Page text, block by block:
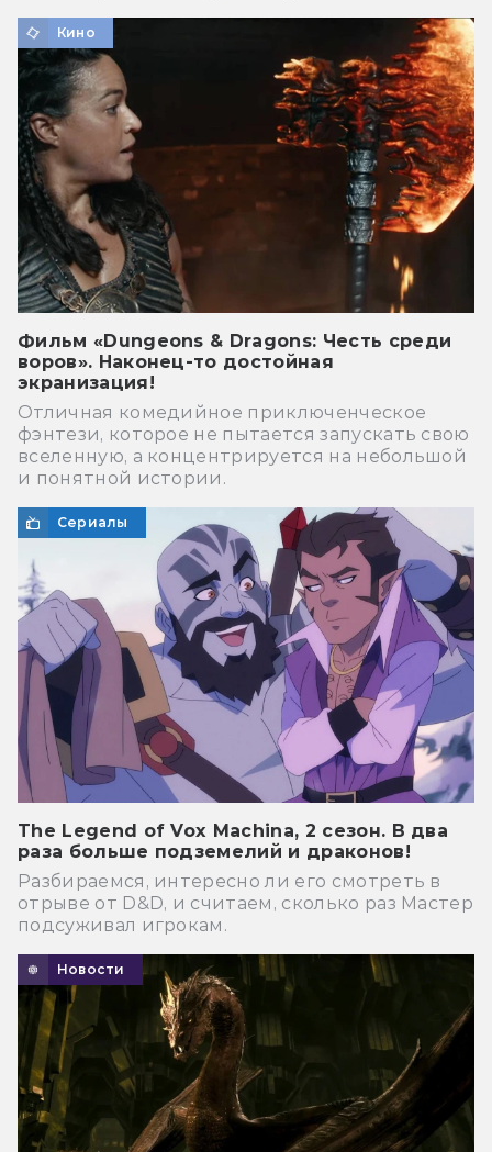
Кино
Фильм «Dungeons & Dragons: Честь среди
воров». Наконец-то достойная
экранизация!
Отличная комедийное приключенческое
фэнтези, которое не пытается запускать свою
вселенную, а концентрируется на небольшой
и понятной истории.
Сериалы
The Legend of Vox Machina, 2 сезон. В два
раза больше подземелий и драконов!
Разбираемся, интересно ли его смотреть в
отрыве от D&D, и считаем, сколько раз Мастер
подсуживал игрокам.
Новости